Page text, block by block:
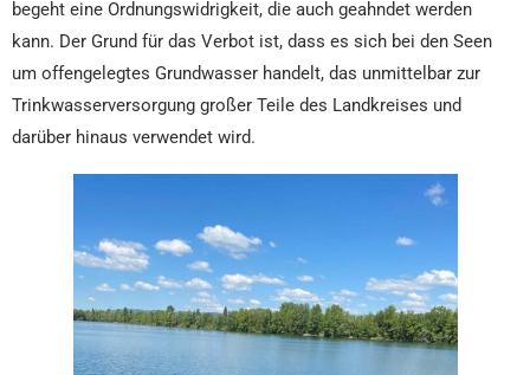
begeht eine Ordnungswidrigkeit, die auch geahndet werden
kann. Der Grund für das Verbot ist, dass es sich bei den Seen
um offengelegtes Grundwasser handelt, das unmittelbar zur
Trinkwasserversorgung großer Teile des Landkreises und
darüber hinaus verwendet wird.